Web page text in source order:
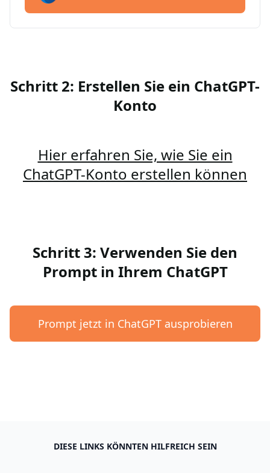
Schritt 2: Erstellen Sie ein ChatGPT-
Konto
Hier erfahren Sie, wie Sie ein
ChatGPT-Konto erstellen können
Schritt 3: Verwenden Sie den
Prompt in Ihrem ChatGPT
Prompt jetzt in ChatGPT ausprobieren
DIESE LINKS KÖNNTEN HILFREICH SEIN